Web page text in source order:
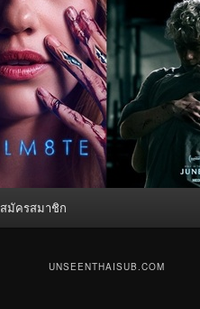
สมัครสมาชิก
UNSEENTHAISUB.COM